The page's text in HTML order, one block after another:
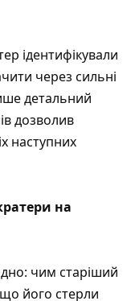
ідентифікували
через сильні
детальний
дозволив
наступних
на
чим старіший
його стерли